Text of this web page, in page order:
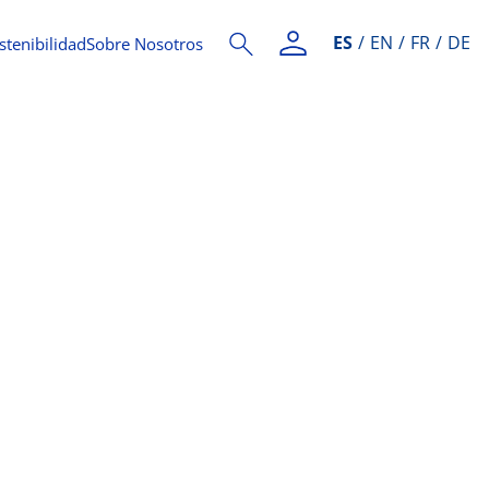
Sobre Nosotros ES EN FR DE